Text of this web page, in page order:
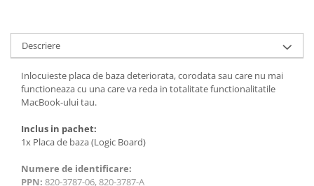
iPhone 16
iPhone 15 Plus
iPhone 15
iPhone 14 Pro
iPhone 14
Descriere
Inlocuieste placa de baza deteriorata, corodata sau care nu mai
functioneaza cu una care va reda in totalitate functionalitatile
MacBook-ului tau.
Inclus in pachet:
1x Placa de baza (Logic Board)
Numere de identificare:
PPN: 820-3787-06, 820-3787-A